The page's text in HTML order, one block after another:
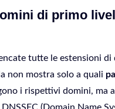
di primo
tutte le estensioni di
non mostra solo a quali
i rispettivi domini, ma